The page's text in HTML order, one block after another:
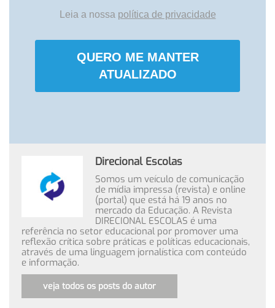
Leia a nossa política de privacidade
QUERO ME MANTER
ATUALIZADO
Direcional Escolas
Somos um veículo de comunicação
de mídia impressa (revista) e online
(portal) que está há 19 anos no
mercado da Educação. A Revista
DIRECIONAL ESCOLAS é uma
referência no setor educacional por promover uma
reflexão crítica sobre práticas e políticas educacionais,
através de uma linguagem jornalística com conteúdo
e informação.
veja todos os posts do autor